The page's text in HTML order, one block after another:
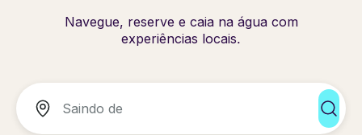
Navegue, reserve e caia na água com
experiências locais.